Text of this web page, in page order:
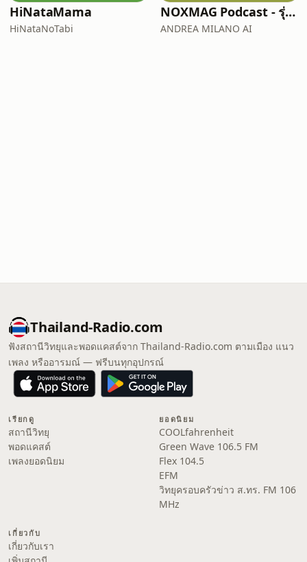
HiNataMama
HiNataNoTabi
NOXMAG Podcast - รุ่นภาษาไทย
ANDREA MILANO AI
Thailand-Radio.com
ฟังสถานีวิทยุและพอดแคสต์จาก Thailand-Radio.com ตามเมือง แนว
เพลง หรืออารมณ์ — ฟรีบนทุกอุปกรณ์
เรียกดู
สถานีวิทยุ
พอดแคสต์
เพลงยอดนิยม
ยอดนิยม
COOLfahrenheit
Green Wave 106.5 FM
Flex 104.5
EFM
วิทยุครอบครัวข่าว ส.ทร. FM 106
MHz
เกี่ยวกับ
เกี่ยวกับเรา